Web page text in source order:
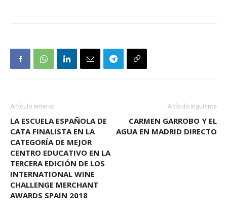
Artículo anterior
LA ESCUELA ESPAÑOLA DE
CATA FINALISTA EN LA
CATEGORÍA DE MEJOR
CENTRO EDUCATIVO EN LA
TERCERA EDICIÓN DE LOS
INTERNATIONAL WINE
CHALLENGE MERCHANT
AWARDS SPAIN 2018
Artículo siguiente
CARMEN GARROBO Y EL
AGUA EN MADRID DIRECTO